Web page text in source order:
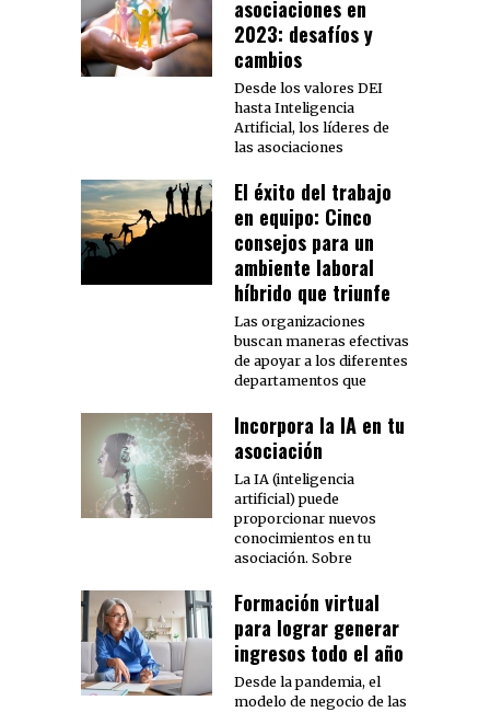
asociaciones en
2023: desafíos y
cambios
Desde los valores DEI
hasta Inteligencia
Artificial, los líderes de
las asociaciones
El éxito del trabajo
en equipo: Cinco
consejos para un
ambiente laboral
híbrido que triunfe
Las organizaciones
buscan maneras efectivas
de apoyar a los diferentes
departamentos que
Incorpora la IA en tu
asociación
La IA (inteligencia
artificial) puede
proporcionar nuevos
conocimientos en tu
asociación. Sobre
Formación virtual
para lograr generar
ingresos todo el año
Desde la pandemia, el
modelo de negocio de las